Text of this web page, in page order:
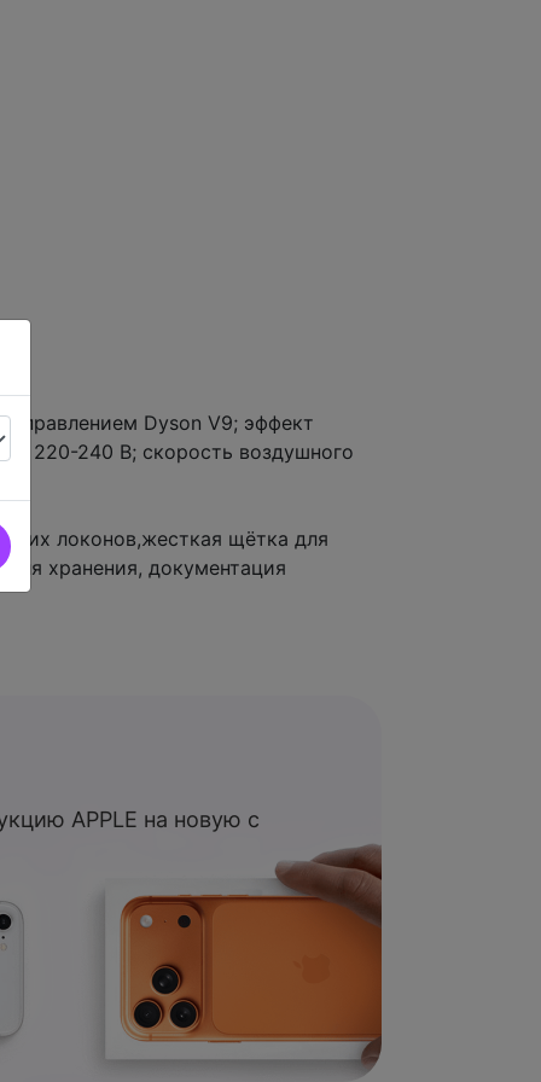
управлением Dyson V9; эффект
220-240 В; скорость воздушного
локонов,жесткая щётка для
хранения, документация
APPLE на новую с